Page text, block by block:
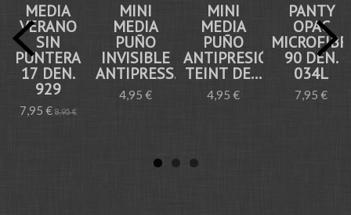
MEDIA
VERANO
SIN
PUNTERA
17 DEN.
929
7,95 € 8,95 €
MINI
MEDIA
PUÑO
INVISIBLE
ANTIPRESS...
4,95 €
MINI
MEDIA
PUÑO
ANTIPRESIÓN
TEINT DE...
4,95 €
PANTY
OPAC
90 DEN.
034L
7,95 €